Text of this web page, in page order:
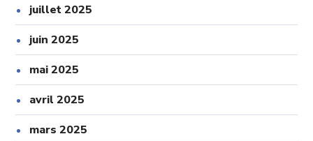
juillet 2025
juin 2025
mai 2025
avril 2025
mars 2025